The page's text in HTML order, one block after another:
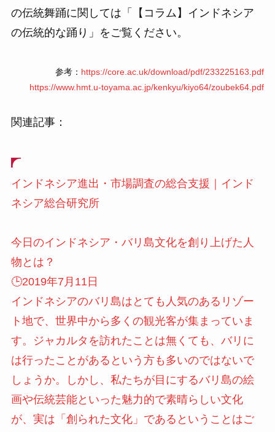
の伝統舞踊に関しては「【コラム】インドネシア
の伝統的な踊り」をご覧ください。
参考： https://core.ac.uk/download/pdf/233225163.pdf
https://www.hmt.u-toyama.ac.jp/kenkyu/kiyo64/zoubek64.pdf
関連記事：
インドネシア進出・市場調査の総合支援｜インド
ネシア総合研究所
今日のインドネシア・バリ島文化を創り上げた人
物とは？
🕒️2019年7月11日
インドネシアのバリ島はとても人気のあるリゾー
ト地で、世界中から多くの観光客が集まっていま
す。ジャカルタを訪れたことは無くても、バリに
は行ったことがあるという方も多いのではないで
しょうか。しかし、私たちが目にするバリ島の絵
画や伝統芸能といった魅力的で素晴らしい文化
が、実は「創られた文化」であるということはご